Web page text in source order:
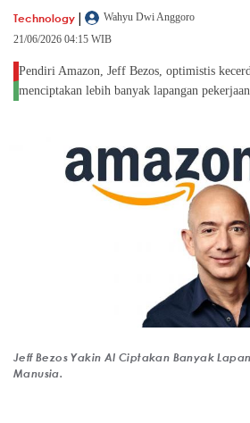
Technology |
Wahyu Dwi Anggoro
21/06/2026 04:15 WIB
Pendiri Amazon, Jeff Bezos, optimistis
menciptakan lebih banyak lapangan
Jeff Bezos Yakin AI Ciptakan Banyak
Manusia.